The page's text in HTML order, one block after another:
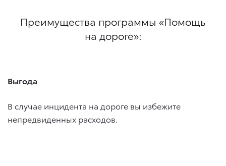
Преимущества программы «Помощь
на дороге»:
Выгода
В случае инцидента на дороге вы избежите
непредвиденных расходов.